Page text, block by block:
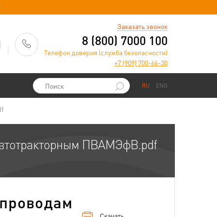
Заказать звонок
8 (800) 7000 100
Телефон доверия (служба безопасности)
+7 (909) 700-66-30
RU ENG
ПВАМЭфВ.pdf